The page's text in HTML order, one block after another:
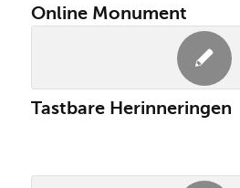
Online Monument
Tastbare Herinneringen